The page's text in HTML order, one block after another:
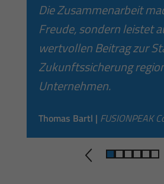
Die Zusammenarbeit
Freude, sondern leistet
wertvollen Beitrag zur
Zukunftssicherung
Unternehmen.
Thomas Bartl | FUSIONPEAK